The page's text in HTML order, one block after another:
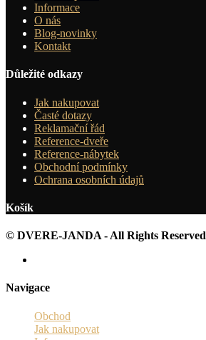
Informace
O nás
Blog-novinky
Kontakt
Důležité odkazy
Jak nakupovat
Časté dotazy
Reklamační řád
Reference-dveře
Reference-nábytek
Obchodní podmínky
Ochrana osobních údajů
Košík
© DVERE-JANDA - All Rights Reserved
Navigace
Obchod
Jak nakupovat